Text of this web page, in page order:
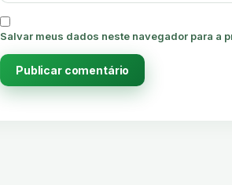
Salvar meus dados neste navegador para a